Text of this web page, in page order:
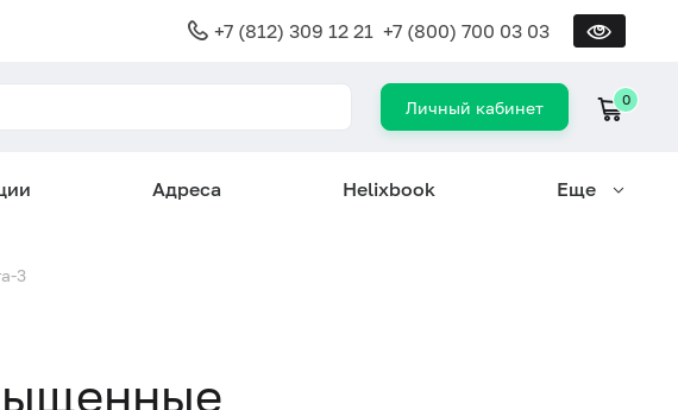
+7 (812) 309 12 21 +7 (800) 700 03 03
Личный кабинет 0
Адреса Helixbook Еще
3